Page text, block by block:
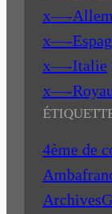
x—-
x—-
x—-Italie
x—-
4ème de